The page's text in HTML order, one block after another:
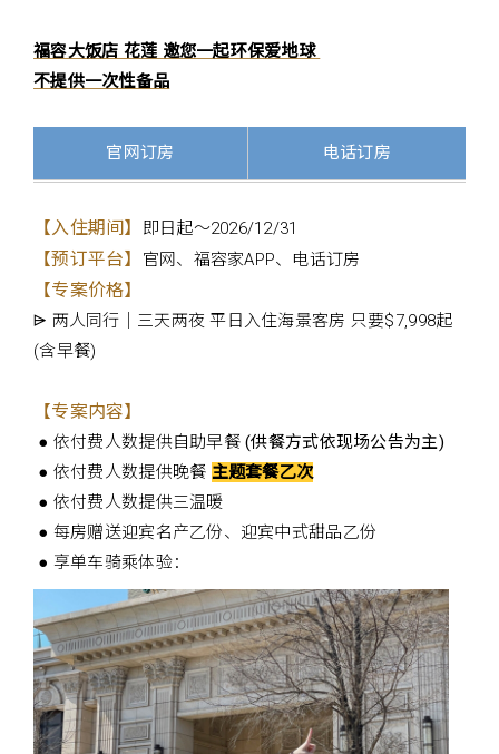
福容大饭店 花莲 邀您一起环保爱地球
不提供一次性备品
官网订房 电话订房
【入住期间】 即日起～2026/12/31
【预订平台】 官网、福容家APP、电话订房
【专案价格】
⩥ 两人同行｜三天两夜 平日入住海景客房 只要$7,998起
(含早餐)
【专案内容】
● 依付费人数提供自助早餐(供餐方式依现场公告为主)
● 依付费人数提供晚餐 主题套餐乙次
● 依付费人数提供三温暖
● 每房赠送迎宾名产乙份、迎宾中式甜品乙份
● 享单车骑乘体验：